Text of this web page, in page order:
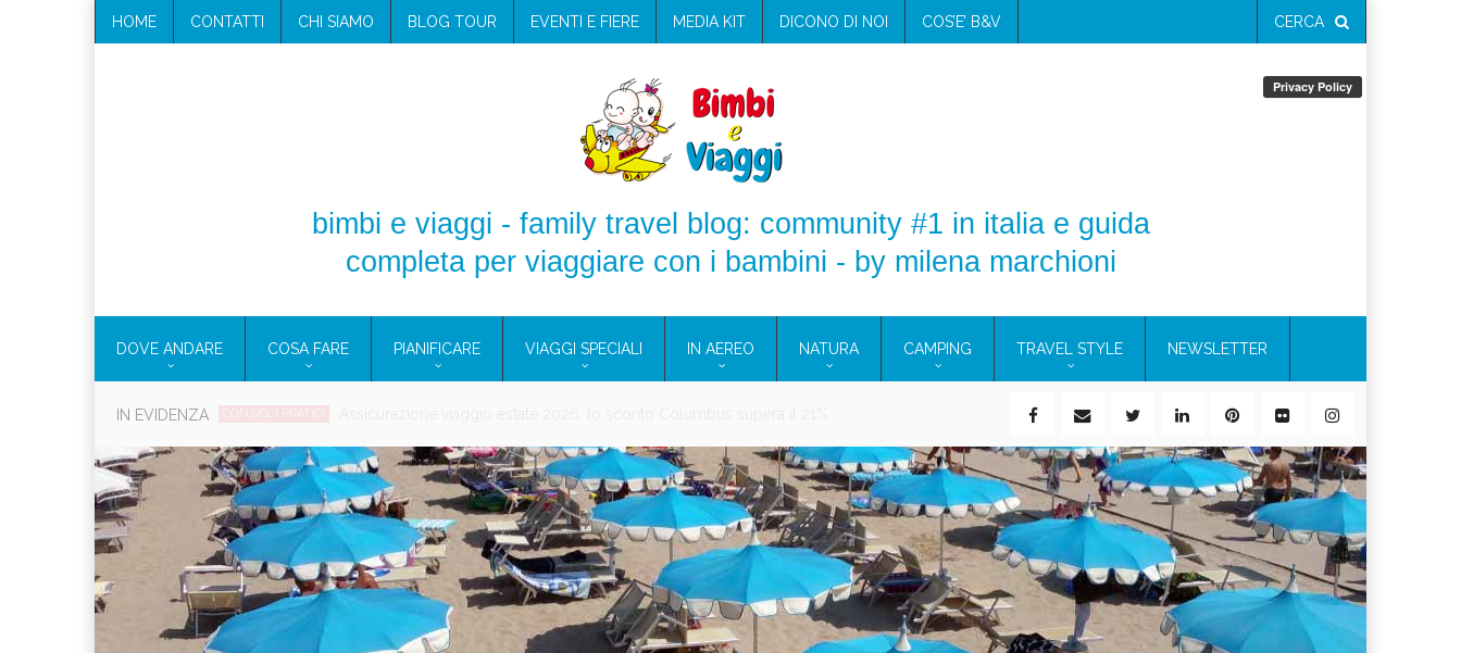
HOME CONTATTI CHI SIAMO BLOG TOUR EVENTI E FIERE MEDIA KIT DICONO DI NOI COS’E’ B&V CERCA
bimbi e viaggi - family travel blog: community #1 in italia e guida
completa per viaggiare con i bambini - by milena marchioni
DOVE ANDARE COSA FARE PIANIFICARE VIAGGI SPECIALI IN AEREO NATURA CAMPING TRAVEL STYLE NEWSLETTER
IN EVIDENZA CONSIGLI PRATICI
CAMPANIA Villaggio per famiglie in Cilento: il Blue Marine di Marina di Camerota
CAMPEGGIO Vacanze in campeggio con i bambini: come trovare l’offerta migliore?
CONSIGLI PRATICI Assicurazione viaggio estate 2026: lo sconto Columbus supera il 21%